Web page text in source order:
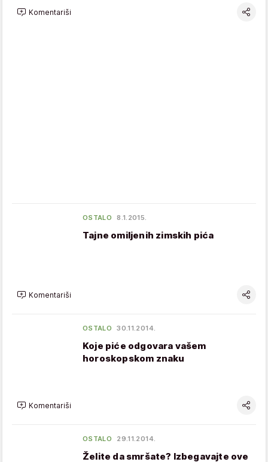
Komentariši
OSTALO 8.1.2015.
Tajne omiljenih zimskih pića
Komentariši
OSTALO 30.11.2014.
Koje piće odgovara vašem
horoskopskom znaku
Komentariši
OSTALO 29.11.2014.
Želite da smršate? Izbegavajte ove